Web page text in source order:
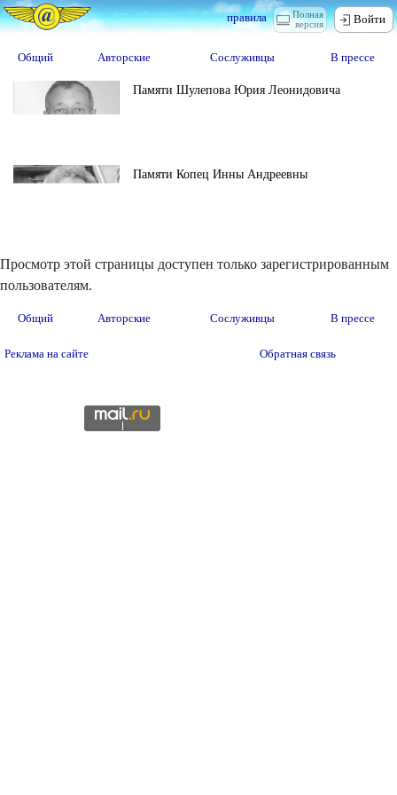
Полная
версия
правила Войти
Общий Авторские Сослуживцы В прессе
Памяти Шулепова Юрия Леонидовича
Памяти Копец Инны Андреевны
Просмотр этой страницы доступен только зарегистрированным
пользователям.
Общий Авторские Сослуживцы В прессе
Реклама на сайте Обратная связь